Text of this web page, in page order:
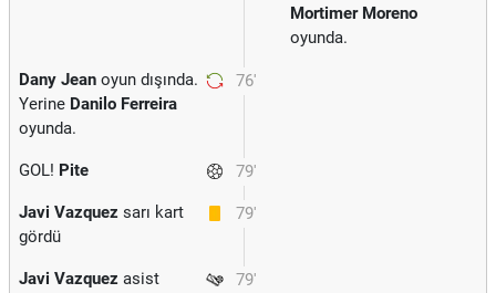
Mortimer Moreno
oyunda.
76'
Dany Jean oyun dışında.
Yerine Danilo Ferreira
oyunda.
79'
GOL! Pite
79'
Javi Vazquez sarı kart
gördü
79'
Javi Vazquez asist